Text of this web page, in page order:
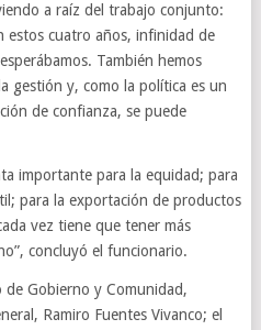
a raíz del trabajo conjunto:
estos cuatro años, infinidad de
También hemos
gestión y, como la política es un
de confianza, se puede
importante para la equidad; para
para la exportación de productos
vez tiene que tener más
concluyó el funcionario.
Gobierno y Comunidad,
Ramiro Fuentes Vivanco; el